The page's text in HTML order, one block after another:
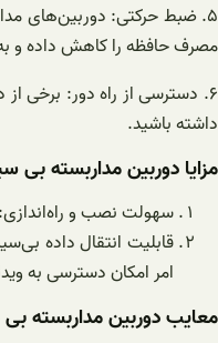
۵. ضبط حرکتی: دوربین‌های
مصرف حافظه را کاهش داده و
۶. دسترسی از راه دور: برخی
داشته باشید.
مزایا دوربین مداربسته بی
سهولت نصب و
امر امکان دسترسی به
معایب دوربین مداربسته بی